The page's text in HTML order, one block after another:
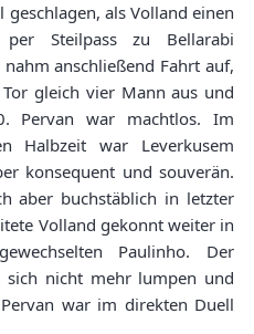
als Volland einen
per Steilpass zu Bellarabi
anschließend Fahrt auf,
gleich vier Mann aus und
Pervan war machtlos. Im
Halbzeit war Leverkusem
konsequent und souverän.
aber buchstäblich in letzter
Volland gekonnt weiter in
Paulinho. Der
sich nicht mehr lumpen und
war im direkten Duell